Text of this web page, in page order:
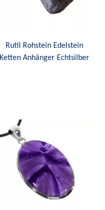
Rutil Rohstein Edelstein
Ketten Anhänger Echtsilber